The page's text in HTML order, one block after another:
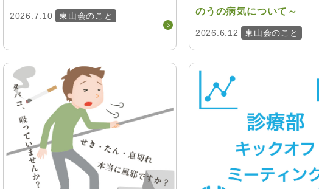
2026.7.10 東山会のこと
のうの病気について～
2026.6.12 東山会のこと